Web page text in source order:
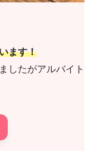
ます！
したがアルバイト